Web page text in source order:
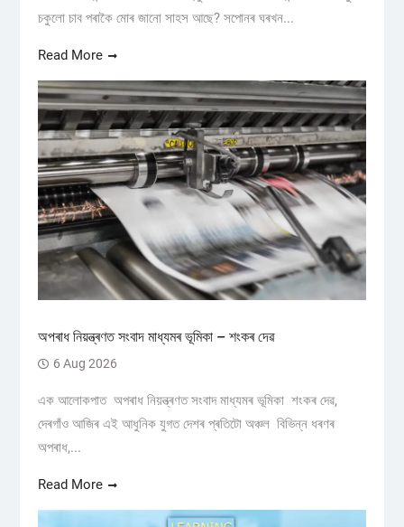
চকুলো চাব পৰাকৈ মোৰ জানো সাহস আছে? সপোনৰ ঘৰখন...
Read More
অপৰাধ নিয়ন্ত্ৰণত সংবাদ মাধ্যমৰ ভূমিকা – শংকৰ দেৱ
6 Aug 2026
এক আলোকপাত অপৰাধ নিয়ন্ত্ৰণত সংবাদ মাধ্যমৰ ভূমিকা শংকৰ দেৱ,
দেৰগাঁও আজিৰ এই আধুনিক যুগত দেশৰ প্ৰতিটো অঞ্চল বিভিন্ন ধৰণৰ
অপৰাধ,...
Read More